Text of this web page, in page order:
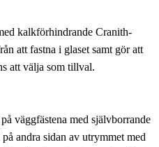
kalkförhindrande Cranith-
att fastna i glaset samt gör att
att välja som tillval.
väggfästena med självborrande
andra sidan av utrymmet med